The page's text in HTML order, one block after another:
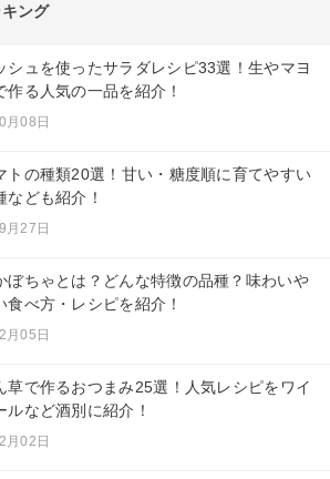
ング
シュを使ったサラダレシピ33選！生やマヨ
作る人気の一品を紹介！
月08日
トの種類20選！甘い・糖度順に育てやすい
なども紹介！
月27日
ぼちゃとは？どんな特徴の品種？味わいや
食べ方・レシピを紹介！
月05日
草で作るおつまみ25選！人気レシピをワイ
ルなど酒別に紹介！
月02日